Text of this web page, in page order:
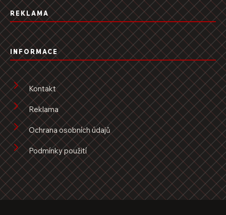
REKLAMA
INFORMACE
Kontakt
Reklama
Ochrana osobních údajů
Podmínky použití